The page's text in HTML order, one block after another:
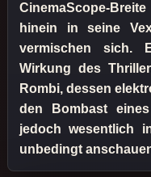
CinemaScope-
hinein in seine
vermischen sich.
Wirkung des
Rombi, dessen
den Bombast
jedoch wesentlich
unbedingt